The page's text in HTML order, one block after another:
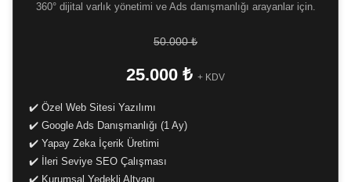
360° dijital varlık yönetimi ve Ads danışmanlığı arayanlar için.
50.000 ₺
25.000 ₺ + KDV
✔️ Özel Web Sitesi Yazılımı
✔️ Google Ads Danışmanlığı (1 Ay)
✔️ Yapay Zeka İçerik Üretimi
✔️ İleri Seviye SEO Çalışması
✔️ Kurumsal Yedekli Altyapı